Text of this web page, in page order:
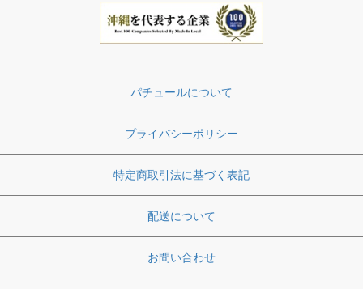
パチュールについて
プライバシーポリシー
特定商取引法に基づく表記
配送について
お問い合わせ